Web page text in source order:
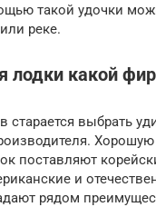
такой удочки
реке.
лодки какой
выбрать
поставляют
и
рядом